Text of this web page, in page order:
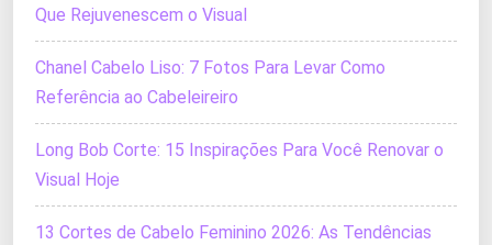
Que Rejuvenescem o Visual
Chanel Cabelo Liso: 7 Fotos Para Levar Como
Referência ao Cabeleireiro
Long Bob Corte: 15 Inspirações Para Você Renovar o
Visual Hoje
13 Cortes de Cabelo Feminino 2026: As Tendências